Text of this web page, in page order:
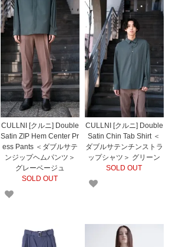
CULLNI [クルニ] Double
Satin ZIP Hem Center Pr
ess Pants ＜ダブルサテ
ンジップヘムパンツ＞
グレーベージュ
SOLD OUT
CULLNI [クルニ] Double
Satin Chin Tab Shirt ＜
ダブルサテンチンストラ
ップシャツ＞ グリーン
SOLD OUT